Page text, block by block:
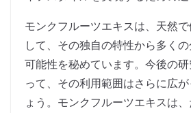
モンクフルーツエキスは、天然
して、その独自の特性から多く
可能性を秘めています。今後の
って、その利用範囲はさらに広
ょう。モンクフルーツエキスは